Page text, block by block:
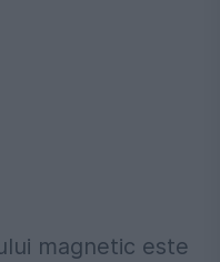
magnetic este